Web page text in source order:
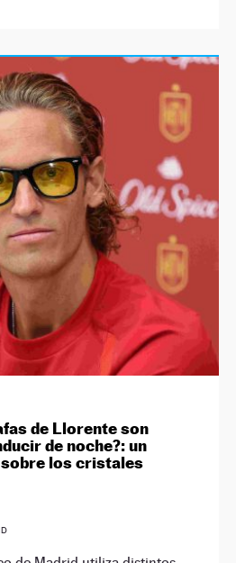
de Llorente son
de noche?: un
los cristales